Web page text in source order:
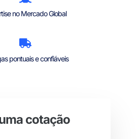
no Mercado Global
pontuais e confiáveis
cotação